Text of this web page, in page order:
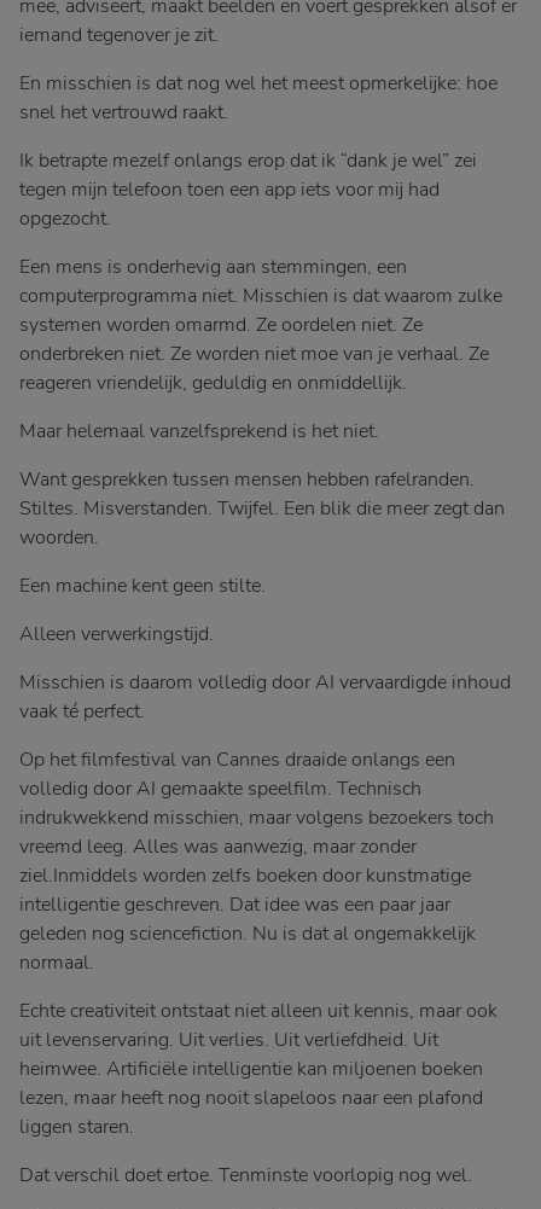
mee, adviseert, maakt beelden en voert gesprekken alsof er
iemand tegenover je zit.
En misschien is dat nog wel het meest opmerkelijke: hoe
snel het vertrouwd raakt.
Ik betrapte mezelf onlangs erop dat ik “dank je wel” zei
tegen mijn telefoon toen een app iets voor mij had
opgezocht.
Een mens is onderhevig aan stemmingen, een
computerprogramma niet. Misschien is dat waarom zulke
systemen worden omarmd. Ze oordelen niet. Ze
onderbreken niet. Ze worden niet moe van je verhaal. Ze
reageren vriendelijk, geduldig en onmiddellijk.
Maar helemaal vanzelfsprekend is het niet.
Want gesprekken tussen mensen hebben rafelranden.
Stiltes. Misverstanden. Twijfel. Een blik die meer zegt dan
woorden.
Een machine kent geen stilte.
Alleen verwerkingstijd.
Misschien is daarom volledig door AI vervaardigde inhoud
vaak té perfect.
Op het filmfestival van Cannes draaide onlangs een
volledig door AI gemaakte speelfilm. Technisch
indrukwekkend misschien, maar volgens bezoekers toch
vreemd leeg. Alles was aanwezig, maar zonder
ziel.Inmiddels worden zelfs boeken door kunstmatige
intelligentie geschreven. Dat idee was een paar jaar
geleden nog sciencefiction. Nu is dat al ongemakkelijk
normaal.
Echte creativiteit ontstaat niet alleen uit kennis, maar ook
uit levenservaring. Uit verlies. Uit verliefdheid. Uit
heimwee. Artificiële intelligentie kan miljoenen boeken
lezen, maar heeft nog nooit slapeloos naar een plafond
liggen staren.
Dat verschil doet ertoe. Tenminste voorlopig nog wel.